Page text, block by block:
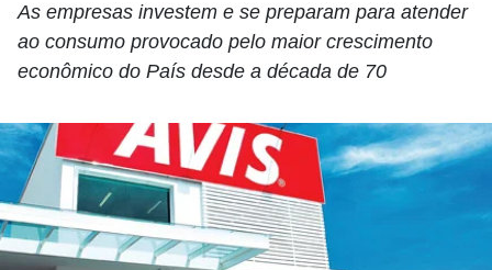
As empresas investem e se preparam para atender
ao consumo provocado pelo maior crescimento
econômico do País desde a década de 70